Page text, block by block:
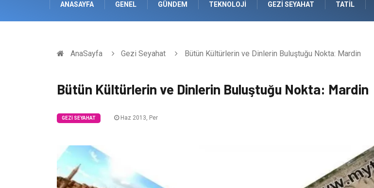
ANASAYFA GENEL GÜNDEM TEKNOLOJI GEZI SEYAHAT TATIL
AnaSayfa Gezi Seyahat Bütün Kültürlerin ve Dinlerin Buluştuğu Nokta: Mardin
Bütün Kültürlerin ve Dinlerin Buluştuğu Nokta: Mardin
GEZI SEYAHAT Haz 2013, Per